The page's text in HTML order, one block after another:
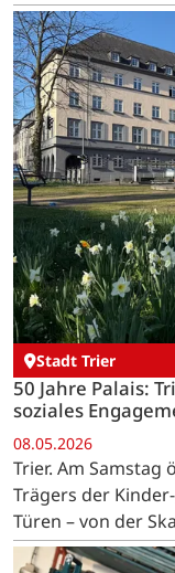
Stadt Trier
50 Jahre Palais:
soziales
08.05.2026
Trier. Am Samstag
Trägers der
Türen – von der